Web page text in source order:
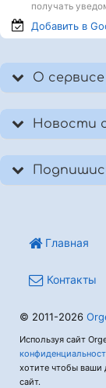
получать
Добавить в
О
Новости
Главная
Контакты
© 2011-2026
Используя сайт
хотите чтобы ваши
сайт.